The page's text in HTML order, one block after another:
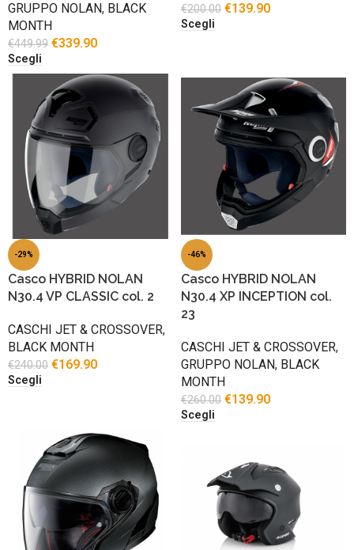
GRUPPO NOLAN, BLACK
MONTH
€449.99 €339.90
Scegli
€200.00 €139.90
Scegli
-29%
Casco HYBRID NOLAN
N30.4 VP CLASSIC col. 2
CASCHI JET & CROSSOVER,
BLACK MONTH
€240.00 €169.90
Scegli
-46%
Casco HYBRID NOLAN
N30.4 XP INCEPTION col.
23
CASCHI JET & CROSSOVER,
GRUPPO NOLAN, BLACK
MONTH
€260.00 €139.90
Scegli